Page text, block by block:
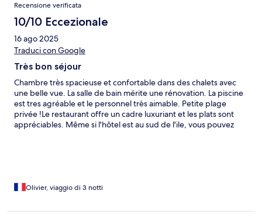
Recensione verificata
10/10 Eccezionale
16 ago 2025
Traduci con Google
Très bon séjour
Chambre très spacieuse et confortable dans des chalets avec
une belle vue. La salle de bain mérite une rénovation. La piscine
est tres agréable et le personnel très aimable. Petite plage
privée !Le restaurant offre un cadre luxuriant et les plats sont
appréciables. Même si l'hôtel est au sud de l'ile, vous pouvez
Olivier, viaggio di 3 notti